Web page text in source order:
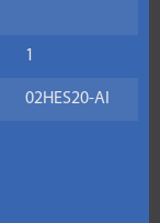
1
02HES20-AI